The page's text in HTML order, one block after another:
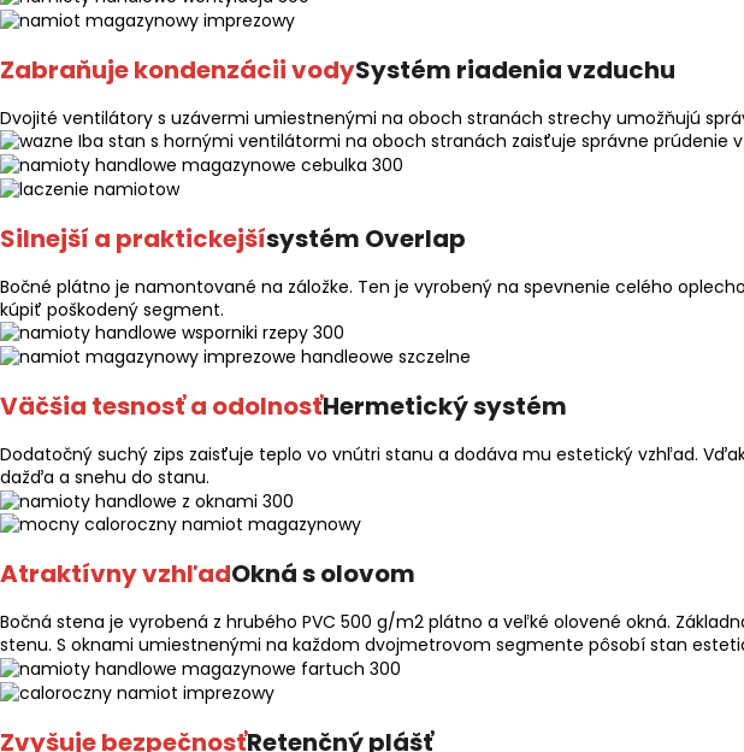
Zabraňuje kondenzácii vodySystém riadenia vzduchu
Dvojité ventilátory s uzávermi umiestnenými na oboch stranách strechy umožňujú
Iba stan s hornými ventilátormi na oboch stranách zaisťuje správne prúdenie
Silnejší a praktickejšísystém Overlap
Bočné plátno je namontované na záložke. Ten je vyrobený na spevnenie celého
kúpiť poškodený segment.
Väčšia tesnosť a odolnosťHermetický systém
Dodatočný suchý zips zaisťuje teplo vo vnútri stanu a dodáva mu estetický vzhľad.
dažďa a snehu do stanu.
Atraktívny vzhľadOkná s olovom
Bočná stena je vyrobená z hrubého PVC 500 g/m2 plátno a veľké olovené okná.
stenu. S oknami umiestnenými na každom dvojmetrovom segmente pôsobí stan
Zvyšuje bezpečnosťRetenčný plášť